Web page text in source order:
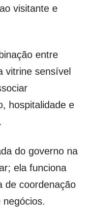
visitante e
entre
vitrine sensível
hospitalidade e
do governo na
ela funciona
de coordenação